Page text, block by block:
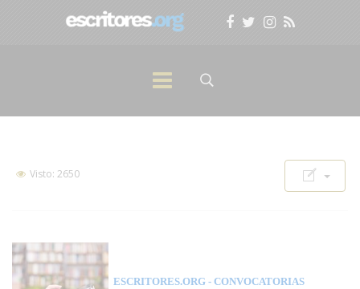
Visto: 2650
ESCRITORES.ORG - CONVOCATORIAS